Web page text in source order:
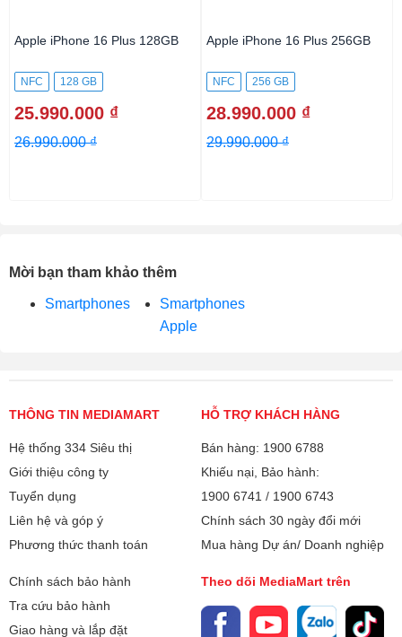
Apple iPhone 16 Plus 128GB
NFC 128 GB
25.990.000 ₫
26.990.000 ₫
Apple iPhone 16 Plus 256GB
NFC 256 GB
28.990.000 ₫
29.990.000 ₫
Mời bạn tham khảo thêm
Smartphones
Smartphones
Apple
THÔNG TIN MEDIAMART
Hệ thống 334 Siêu thị
Giới thiệu công ty
Tuyển dụng
Liên hệ và góp ý
Phương thức thanh toán
HỖ TRỢ KHÁCH HÀNG
Bán hàng: 1900 6788
Khiếu nại, Bảo hành:
1900 6741 / 1900 6743
Chính sách 30 ngày đổi mới
Mua hàng Dự án/ Doanh nghiệp
Chính sách bảo hành
Tra cứu bảo hành
Giao hàng và lắp đặt
Theo dõi MediaMart trên